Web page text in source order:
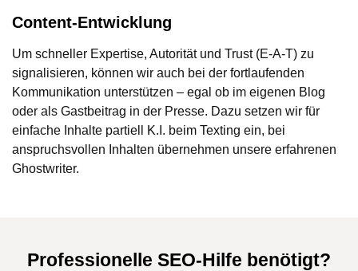
Content-Entwicklung
Um schneller Expertise, Autorität und Trust (E-A-T) zu
signalisieren, können wir auch bei der fortlaufenden
Kommunikation unterstützen – egal ob im eigenen Blog
oder als Gastbeitrag in der Presse. Dazu setzen wir für
einfache Inhalte partiell K.I. beim Texting ein, bei
anspruchsvollen Inhalten übernehmen unsere erfahrenen
Ghostwriter.
Professionelle SEO-Hilfe benötigt?